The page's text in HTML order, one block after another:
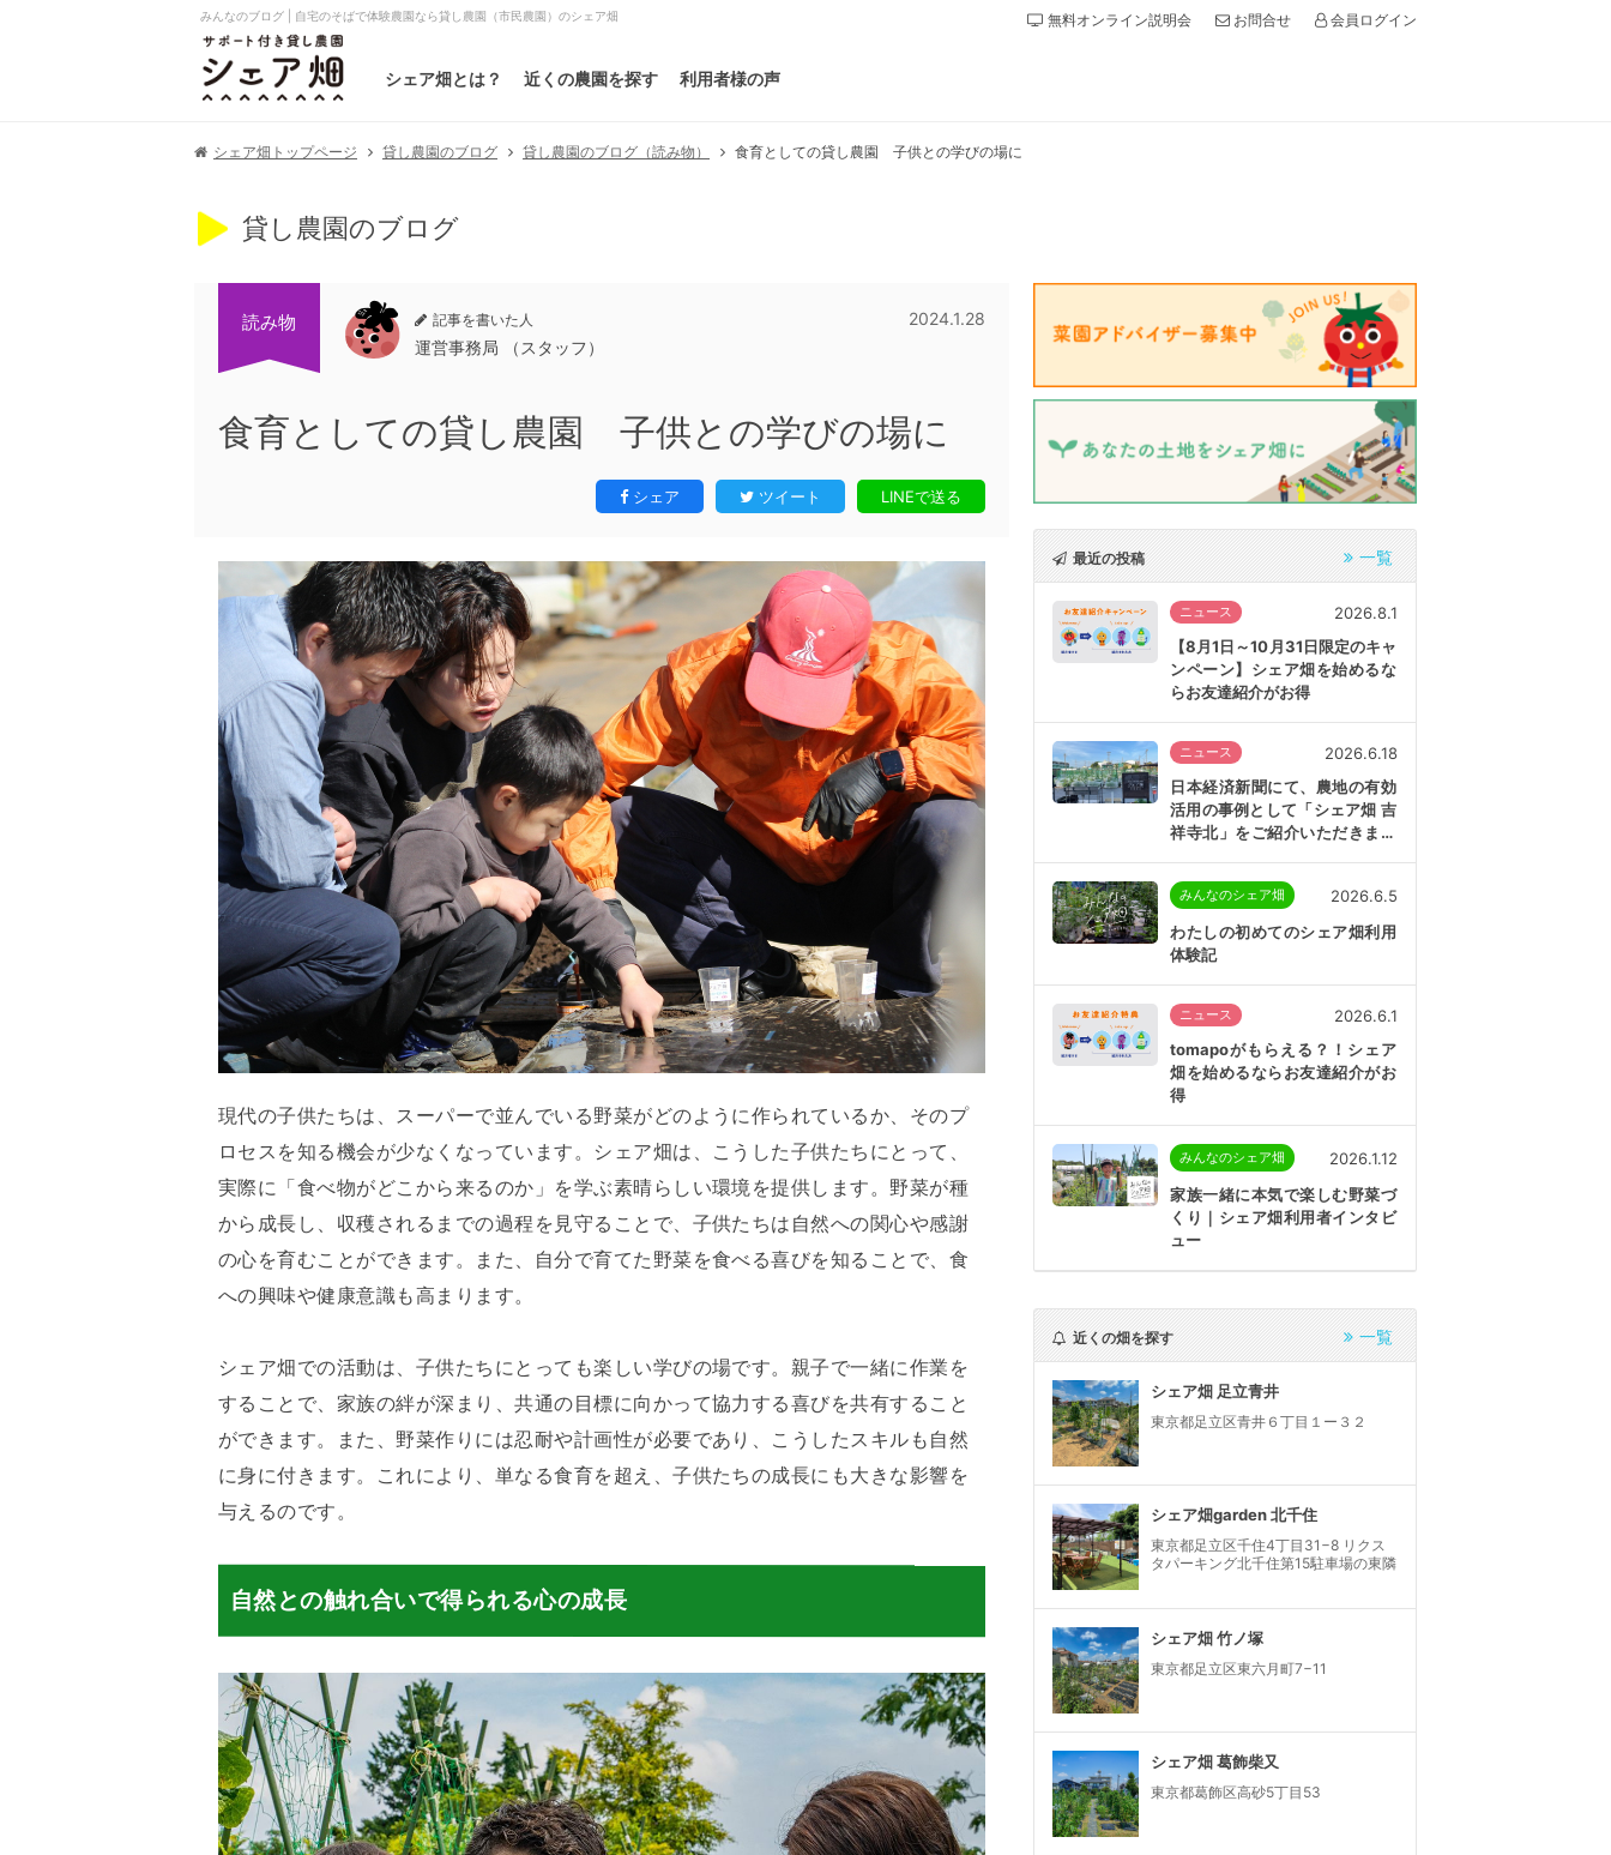
みんなのブログ | 自宅のそばで体験農園なら貸し農園（市民農園）のシェア畑
シェア畑とは？ 近くの農園を探す 利用者様の声
無料オンライン説明会 お問合せ 会員ログイン
シェア畑トップページ 貸し農園のブログ 貸し農園のブログ（読み物） 食育としての貸し農園 子供との学びの場に
貸し農園のブログ
読み物 記事を書いた人
運営事務局 （スタッフ）
2024.1.28
食育としての貸し農園 子供との学びの場に
シェア ツイート LINEで送る
現代の子供たちは、スーパーで並んでいる野菜がどのように作られているか、そのプ
ロセスを知る機会が少なくなっています。シェア畑は、こうした子供たちにとって、
実際に「食べ物がどこから来るのか」を学ぶ素晴らしい環境を提供します。野菜が種
から成長し、収穫されるまでの過程を見守ることで、子供たちは自然への関心や感謝
の心を育むことができます。また、自分で育てた野菜を食べる喜びを知ることで、食
への興味や健康意識も高まります。
シェア畑での活動は、子供たちにとっても楽しい学びの場です。親子で一緒に作業を
することで、家族の絆が深まり、共通の目標に向かって協力する喜びを共有すること
ができます。また、野菜作りには忍耐や計画性が必要であり、こうしたスキルも自然
に身に付きます。これにより、単なる食育を超え、子供たちの成長にも大きな影響を
与えるのです。
自然との触れ合いで得られる心の成長
最近の投稿 一覧
ニュース 2026.8.1
【8月1日～10月31日限定のキャ
ンペーン】シェア畑を始めるな
らお友達紹介がお得
ニュース 2026.6.18
日本経済新聞にて、農地の有効
活用の事例として「シェア畑 吉
祥寺北」をご紹介いただきまし
みんなのシェア畑 2026.6.5
わたしの初めてのシェア畑利用
体験記
ニュース 2026.6.1
tomapoがもらえる？！シェア
畑を始めるならお友達紹介がお
得
みんなのシェア畑 2026.1.12
家族一緒に本気で楽しむ野菜づ
くり｜シェア畑利用者インタビ
ュー
近くの畑を探す 一覧
シェア畑 足立青井
東京都足立区青井６丁目１ー３２
シェア畑garden 北千住
東京都足立区千住4丁目31−8 リクス
タパーキング北千住第15駐車場の東隣
シェア畑 竹ノ塚
東京都足立区東六月町7−11
シェア畑 葛飾柴又
東京都葛飾区高砂5丁目53